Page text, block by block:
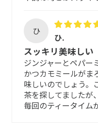
薬品委員会。メディカル
全配合ハーブ
カモミール、レモンバー
ジンジャー
※成分は変更となる場合
があった方
アレルゲンと同じ
場合
重度のアレルギーの
保管方法
パッケージに入れたまま
ひ
ひ.
スッキリ美味しい
ジンジャーとペパー
かつカモミールがま
味しいのでしょう。
茶を探してましたが
毎回のティータイム